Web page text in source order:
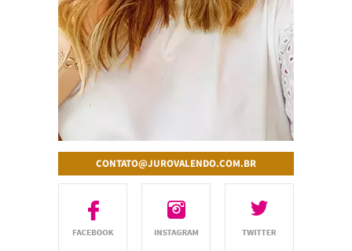
CONTATO@JUROVALENDO.COM.BR